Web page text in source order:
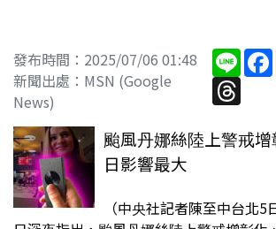
發布時間：2025/07/06 01:48
新聞出處：MSN (Google
News)
Line
颱風丹娜絲陸上警戒
日影響最大
（中央社記者陳至中台北